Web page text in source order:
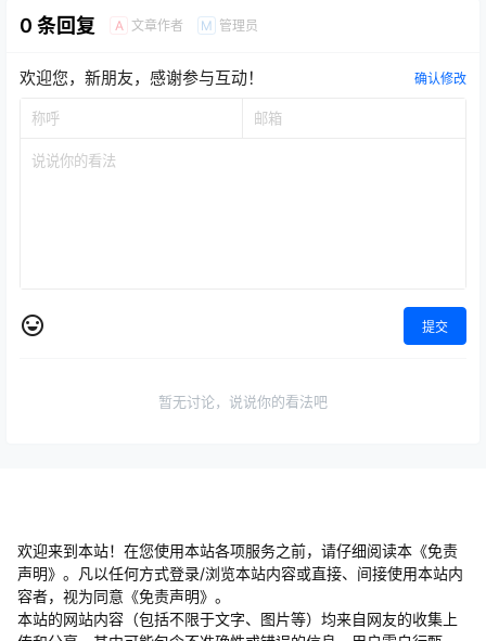
0 条回复 A 文章作者 M 管理员
欢迎您，新朋友，感谢参与互动！ 确认修改
提交
暂无讨论，说说你的看法吧
欢迎来到本站！在您使用本站各项服务之前，请仔细阅读本《免责
声明》。凡以任何方式登录/浏览本站内容或直接、间接使用本站内
容者，视为同意《免责声明》。
本站的网站内容（包括不限于文字、图片等）均来自网友的收集上